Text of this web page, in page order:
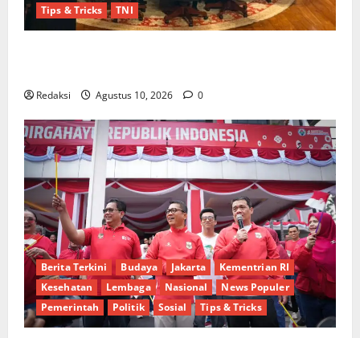
Tips & Tricks
TNI
Redaksi Agustus 10, 2026 0
Berita Terkini Budaya Jakarta
Kementrian RI
Kesehatan
Lembaga Nasional
News Populer
Pemerintah
Politik Sosial Tips & Tricks